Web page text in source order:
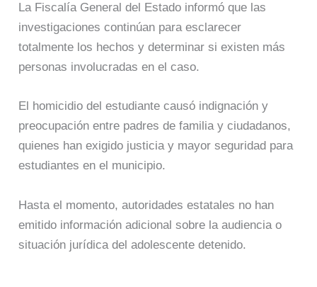
La Fiscalía General del Estado informó que las
investigaciones continúan para esclarecer
totalmente los hechos y determinar si existen más
personas involucradas en el caso.
El homicidio del estudiante causó indignación y
preocupación entre padres de familia y ciudadanos,
quienes han exigido justicia y mayor seguridad para
estudiantes en el municipio.
Hasta el momento, autoridades estatales no han
emitido información adicional sobre la audiencia o
situación jurídica del adolescente detenido.